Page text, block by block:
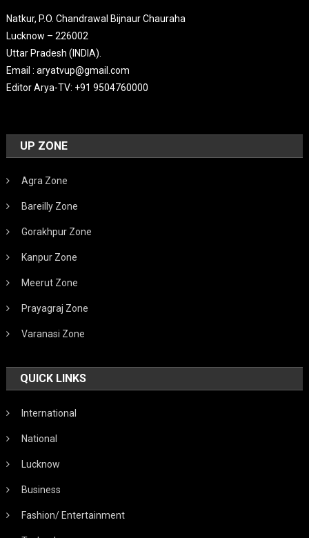
Natkur, P.O. Chandrawal Bijnaur Chauraha
Lucknow – 226002
Uttar Pradesh (INDIA).
Email : aryatvup@gmail.com
Editor Arya-TV: +91 9504760000
UP ZONE
Agra Zone
Bareilly Zone
Gorakhpur Zone
Kanpur Zone
Meerut Zone
Prayagraj Zone
Varanasi Zone
QUICK LINKS
International
National
Lucknow
Business
Fashion/ Entertainment